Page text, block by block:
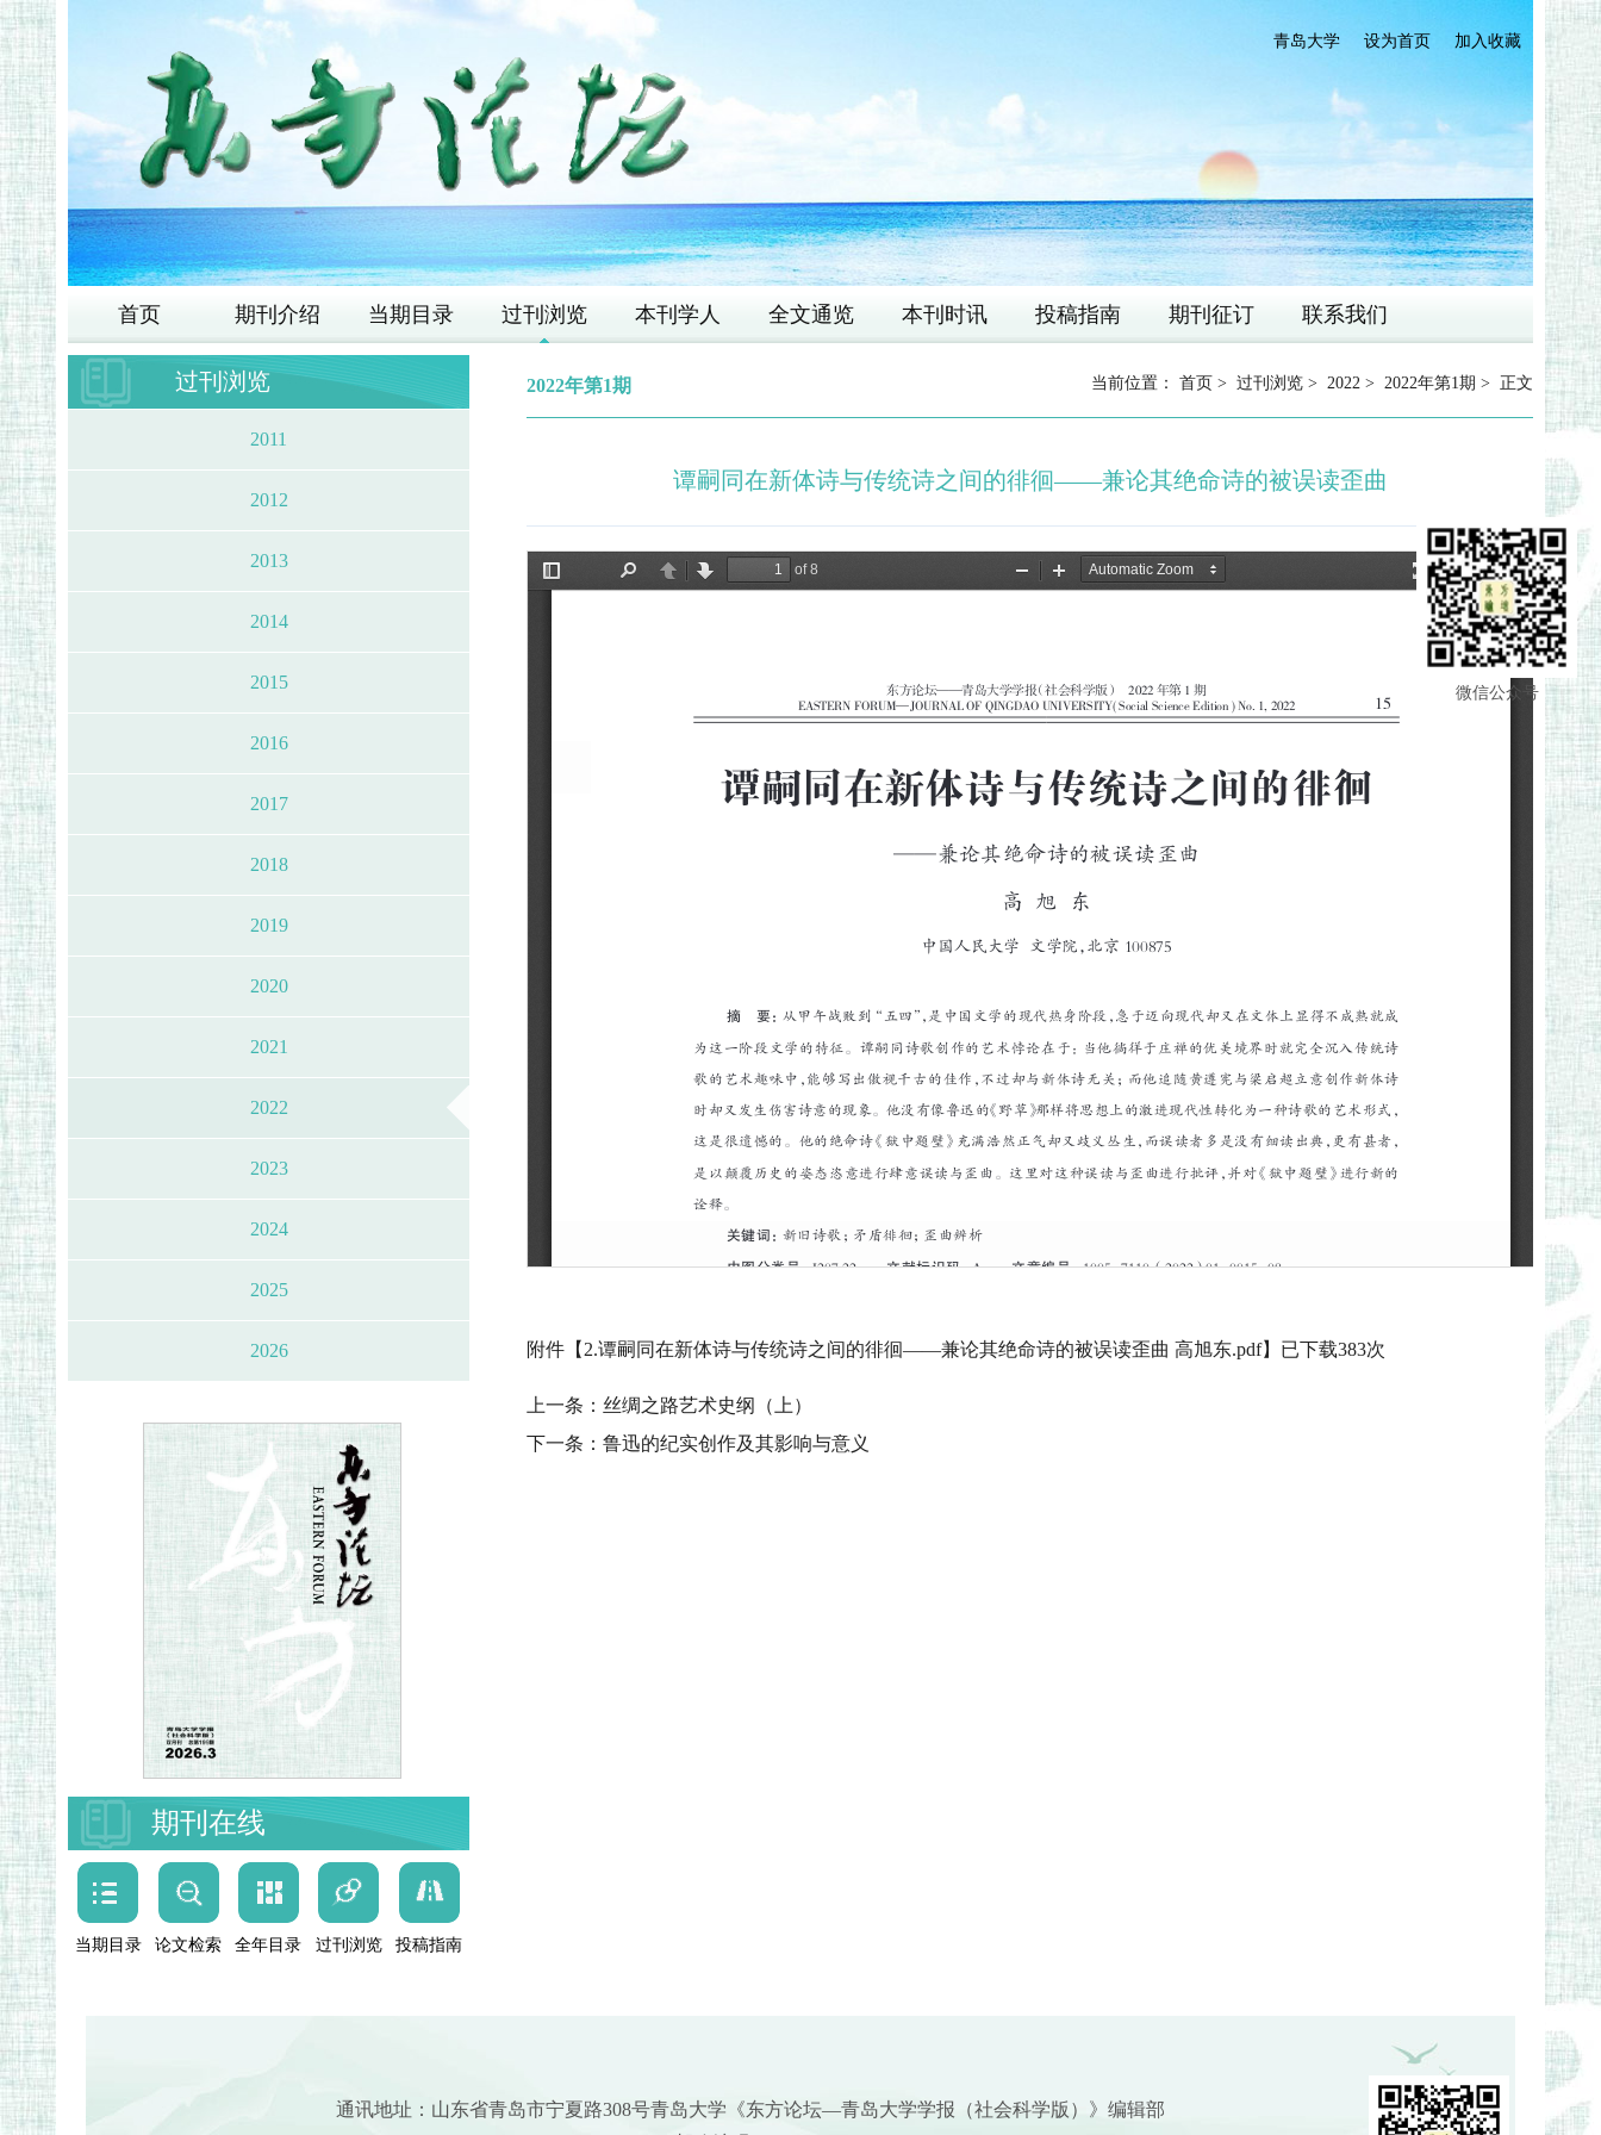
加入收藏
设为首页
青岛大学
首页 期刊介绍 当期目录 过刊浏览 本刊学人 全文通览 本刊时讯 投稿指南 期刊征订 联系我们
微信公众号
过刊浏览
2011
2012
2013
2014
2015
2016
2017
2018
2019
2020
2021
2022
2023
2024
2025
2026
期刊在线
当期目录 论文检索 全年目录 过刊浏览 投稿指南
2022年第1期 当前位置： 首页 > 过刊浏览 > 2022 > 2022年第1期 > 正文
谭嗣同在新体诗与传统诗之间的徘徊——兼论其绝命诗的被误读歪曲
附件【 2.谭嗣同在新体诗与传统诗之间的徘徊——兼论其绝命诗的被误读歪曲 高旭东.pdf】已下载383次
上一条： 丝绸之路艺术史纲（上）
下一条： 鲁迅的纪实创作及其影响与意义
通讯地址：山东省青岛市宁夏路308号青岛大学《东方论坛—青岛大学学报（社会科学版）》编辑部